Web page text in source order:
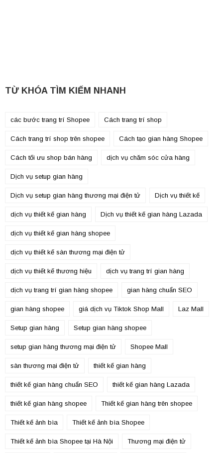
TỪ KHÓA TÌM KIẾM NHANH
các bước trang trí Shopee Cách trang trí shop
Cách trang trí shop trên shopee Cách tạo gian hàng Shopee
Cách tối ưu shop bán hàng dịch vụ chăm sóc cửa hàng
Dịch vụ setup gian hàng
Dịch vụ setup gian hàng thương mại điện tử Dịch vụ thiết kế
dịch vụ thiết kế gian hàng Dịch vụ thiết kế gian hàng Lazada
dịch vụ thiết kế gian hàng shopee
dịch vụ thiết kế sàn thương mại điện tử
dịch vụ thiết kế thương hiệu dịch vụ trang trí gian hàng
dịch vụ trang trí gian hàng shopee gian hàng chuẩn SEO
gian hàng shopee giá dịch vụ Tiktok Shop Mall Laz Mall
Setup gian hàng Setup gian hàng shopee
setup gian hàng thương mại điện tử Shopee Mall
sàn thương mại điện tử thiết kế gian hàng
thiết kế gian hàng chuẩn SEO thiết kế gian hàng Lazada
thiết kế gian hàng shopee Thiết kế gian hàng trên shopee
Thiết kế ảnh bìa Thiết kế ảnh bìa Shopee
Thiết kế ảnh bìa Shopee tại Hà Nội Thương mại điện tử